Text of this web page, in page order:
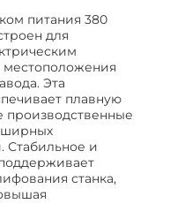
питания 380
для
местоположения
Эта
плавную
Стабильное и
станка,